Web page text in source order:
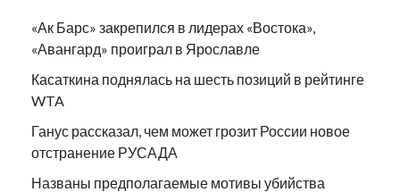
«Ак Барс» закрепился в лидерах «Востока»,
«Авангард» проиграл в Ярославле
Касаткина поднялась на шесть позиций в рейтинге
WTA
Ганус рассказал, чем может грозит России новое
отстранение РУСАДА
Названы предполагаемые мотивы убийства